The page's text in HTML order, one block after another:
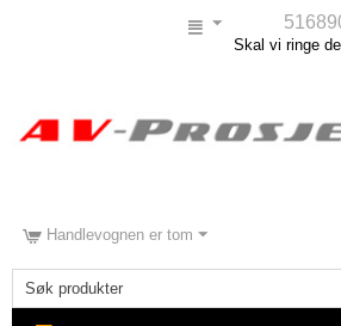
Skal vi ringe
Handlevognen er tom